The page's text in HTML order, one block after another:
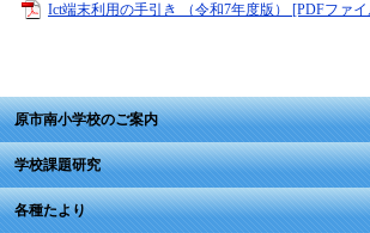
Ict端末利用の手引き （令和7年度版） [PDFファ
原市南小学校のご案内
学校課題研究
各種たより